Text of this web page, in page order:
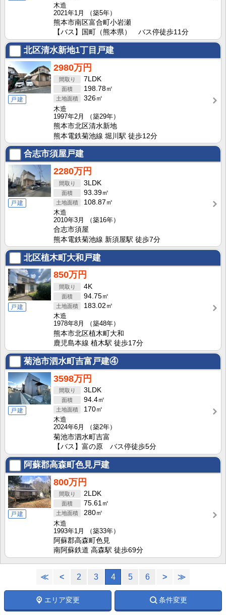
木造
2021年1月
（築5年）
熊本市南区富合町小岩瀬
【バス】国町（熊本県） バス停徒歩11分
北区清水新地1丁目戸建
戸建
2980万円
7LDK
198.78㎡
326㎡
木造
1997年2月
（築29年）
熊本市北区清水新地
熊本電鉄菊池線 堀川駅 徒歩12分
合志市須屋戸建
戸建
2280万円
3LDK
93.39㎡
108.87㎡
木造
2010年3月
（築16年）
合志市須屋
熊本電鉄菊池線 新須屋駅 徒歩7分
北区植木町大和戸建
戸建
850万円
4K
94.75㎡
183.02㎡
木造
1978年8月
（築48年）
熊本市北区植木町大和
鹿児島本線 植木駅 徒歩17分
菊池市泗水町吉富戸建④
戸建
3598万円
3LDK
94.4㎡
170㎡
木造
2024年6月
（築2年）
菊池市泗水町吉富
【バス】富の原 バス停徒歩5分
阿蘇郡高森町色見戸建
戸建
800万円
2LDK
75.61㎡
280㎡
木造
1993年1月
（築33年）
阿蘇郡高森町色見
南阿蘇鉄道 高森駅 徒歩69分
≪ < 2 3 4 5 6 > ≫
エリア変更 条件変更